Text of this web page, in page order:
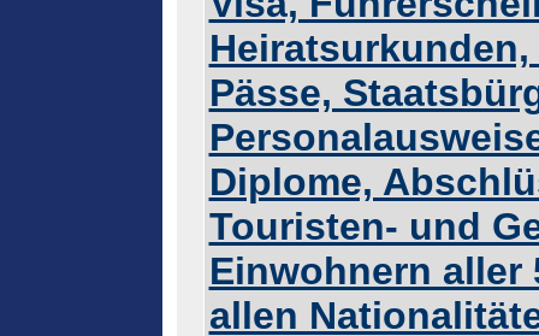
Pässe,
Diplome,
Touristen- und
Einwohnern aller
allen